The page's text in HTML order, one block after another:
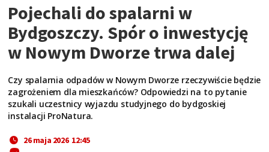
Pojechali do spalarni w
Bydgoszczy. Spór o inwestycję
w Nowym Dworze trwa dalej
Czy spalarnia odpadów w Nowym Dworze rzeczywiście będzie
zagrożeniem dla mieszkańców? Odpowiedzi na to pytanie
szukali uczestnicy wyjazdu studyjnego do bydgoskiej
instalacji ProNatura.
26 maja 2026 12:45